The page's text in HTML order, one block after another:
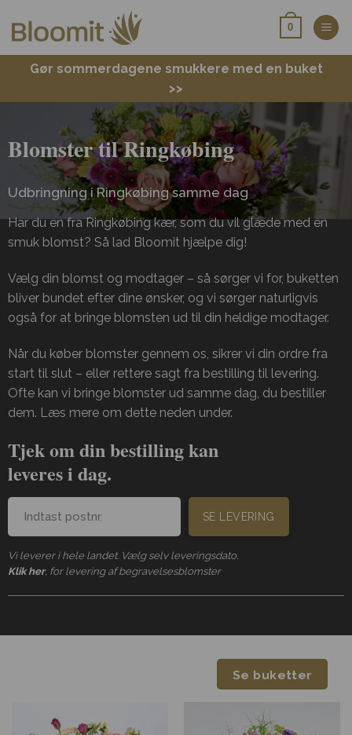
0
Gør sommerdagene smukkere med en buket
>>
Blomster til Ringkøbing
Udbringning i Ringkøbing samme dag
Har du en fra Ringkøbing kær, som du vil glæde med en
smuk blomst? Så lad Bloomit hjælpe dig!
Vælg din blomst og modtager – så sørger vi for, buketten
bliver bundet efter dine ønsker, og vi sørger naturligvis
også for at bringe blomsten ud til din heldige modtager.
Når du køber blomster gennem os, sikrer vi din ordre fra
start til slut – eller rettere sagt fra bestilling til levering.
Ofte kan vi bringe blomster ud samme dag, du bestiller
dem. Læs mere om dette neden under.
Tjek om din bestilling kan
leveres i dag.
SE LEVERING
Vi leverer i hele landet. Vælg selv leveringsdato.
Klik her, for levering af begravelsesblomster
Se buketter